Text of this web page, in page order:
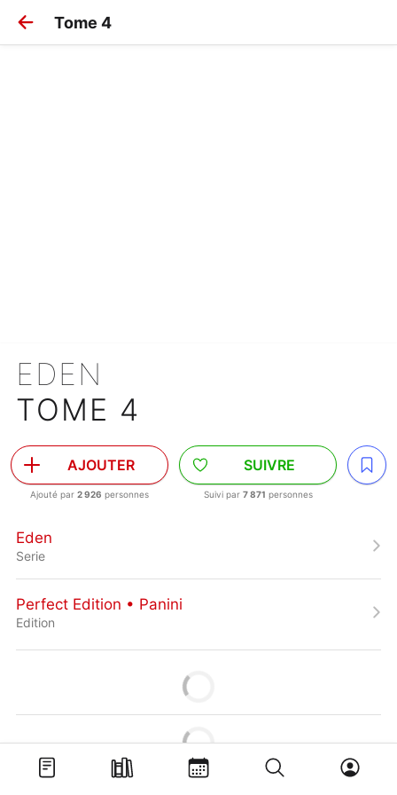
Tome 4
EDEN
TOME 4
AJOUTER
Ajouté par 2 926 personnes
SUIVRE
Suivi par 7 871 personnes
Eden
Serie
Perfect Edition • Panini
Edition